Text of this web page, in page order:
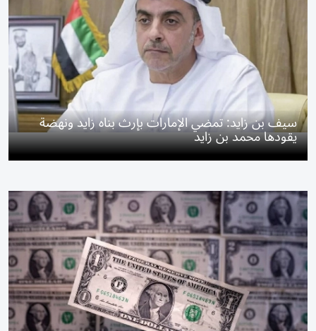
سيف بن زايد: تمضي الإمارات بإرث بناه زايد ونهضة
يقودها محمد بن زايد